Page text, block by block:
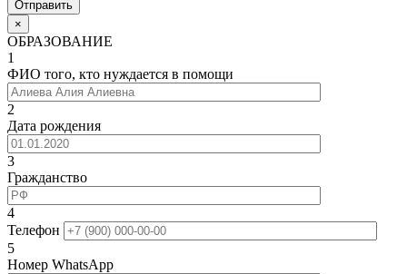
×
ОБРАЗОВАНИЕ
1
ФИО того, кто нуждается в помощи
2
Дата рождения
3
Гражданство
4
Телефон
5
Номер WhatsApp